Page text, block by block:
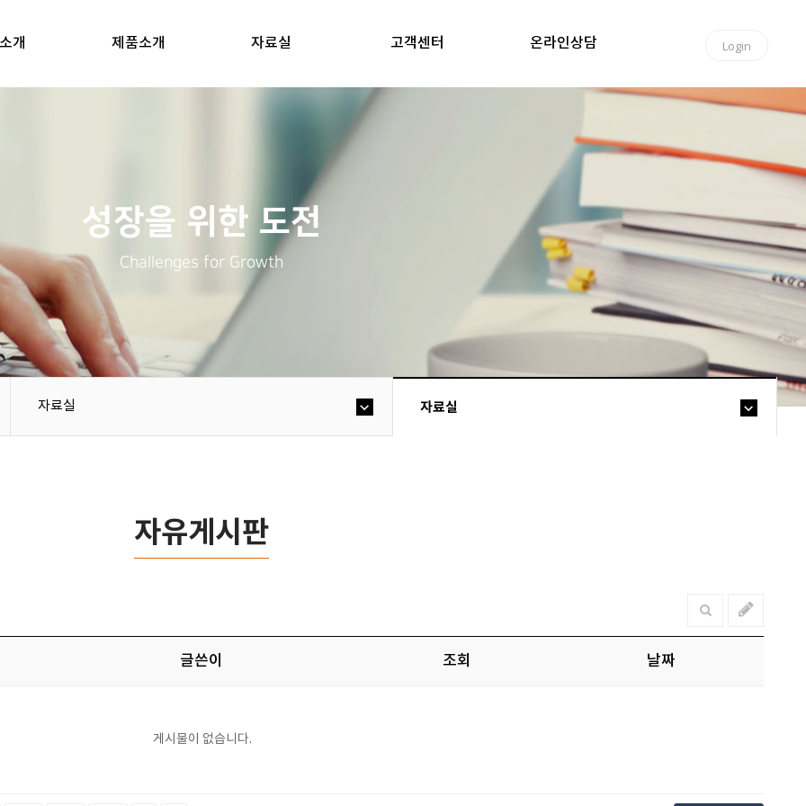
개 제품소개 자료실 고객센터 온라인상담 Login
성장을 위한 도전
Challenges for Growth
자료실 자료실
자유게시판
글쓴이 조회 날짜
게시물이 없습니다.